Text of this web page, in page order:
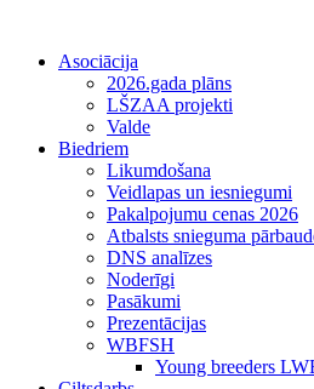
Asociācija
2026.gada plāns
LŠZAA projekti
Valde
Biedriem
Likumdošana
Veidlapas un iesniegumi
Pakalpojumu cenas 2026
Atbalsts snieguma
DNS analīzes
Noderīgi
Pasākumi
Prezentācijas
WBFSH
Young breeders